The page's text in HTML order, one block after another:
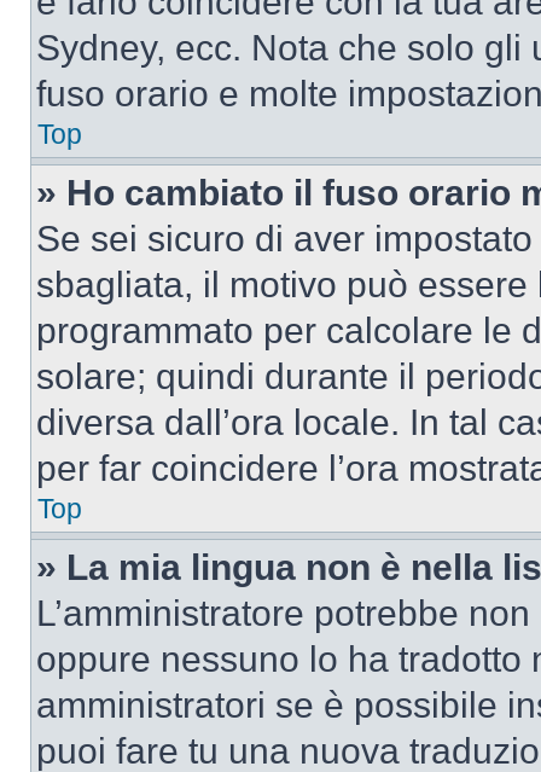
Sydney, ecc. Nota che solo
fuso orario e molte
Top
» Ho cambiato il fuso orario
Se sei sicuro di aver
sbagliata, il motivo può essere
programmato per calcolare le
solare; quindi durante il
diversa dall’ora locale. In tal
per far coincidere l’ora
Top
» La mia lingua non è nella
L’amministratore potrebbe
oppure nessuno lo ha
amministratori se è possibile
puoi fare tu una nuova